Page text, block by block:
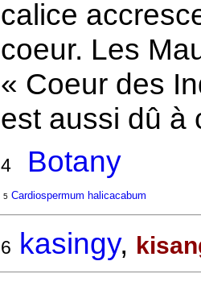
calice
coeur. Les
« Coeur des
est aussi dû
4 Botany
5 Cardiospermum halicacabum
6 kasingy,